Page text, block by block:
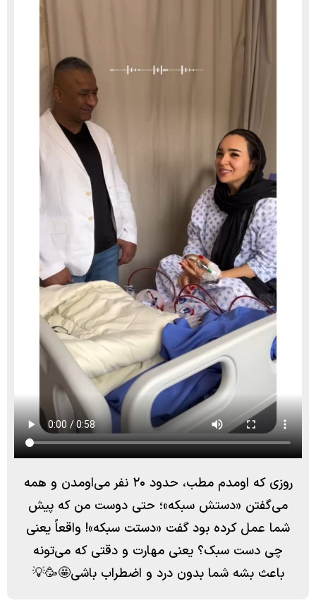
روزی که اومدم مطب، حدود ۲۰ نفر می‌اومدن و همه
می‌گفتن «دستش سبکه»؛ حتی دوست من که پیش
شما عمل کرده بود گفت «دستت سبکه»! واقعاً یعنی
چی دست سبک؟ یعنی مهارت و دقتی که می‌تونه
باعث بشه شما بدون درد و اضطراب باشی🤩🥳💡